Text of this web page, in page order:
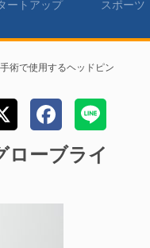
ートアップ スポーツ
術で使用するヘッドピン
ローブライ